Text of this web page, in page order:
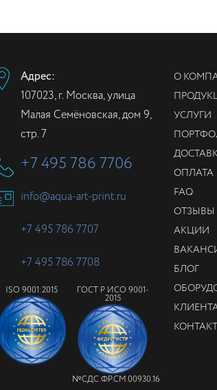
Адрес:
107023, г. Москва, улица
Малая Семёновская, дом 9,
стр. 7
+7 495 786 7706
info@aqua-art-print.ru
+7 495 786 7707
+7 495 786 7708
ISO 9001:2015 ГОСТ Р ИСО 9001-
2015
№СДС.ФР.СМ.00930.16
О
УСЛУГИ
ОПЛАТА
FAQ
ОТЗЫВЫ
АКЦИИ
БЛОГ